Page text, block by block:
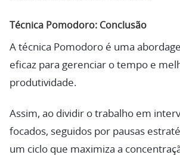
Técnica Pomodoro: Conclusão
A técnica Pomodoro é uma
eficaz para gerenciar o tempo e
produtividade.
Assim, ao dividir o trabalho em
focados, seguidos por pausas
um ciclo que maximiza a